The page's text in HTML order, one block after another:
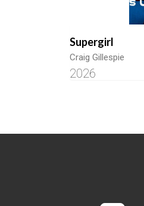
Supergirl
Craig Gillespie
2026